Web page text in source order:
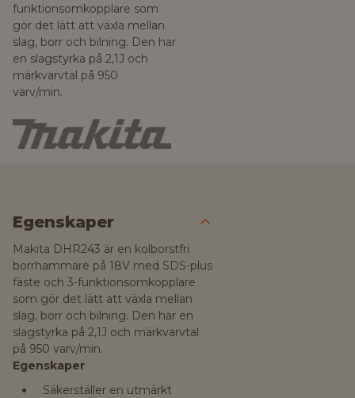
funktionsomkopplare som
gör det lätt att växla mellan
slag, borr och bilning. Den har
en slagstyrka på 2,1J och
märkvarvtal på 950
varv/min.
Egenskaper
Makita DHR243 är en kolborstfri
borrhammare på 18V med SDS-plus
fäste och 3-funktionsomkopplare
som gör det lätt att växla mellan
slag, borr och bilning. Den har en
slagstyrka på 2,1J och märkvarvtal
på 950 varv/min.
Egenskaper
Säkerställer en utmärkt